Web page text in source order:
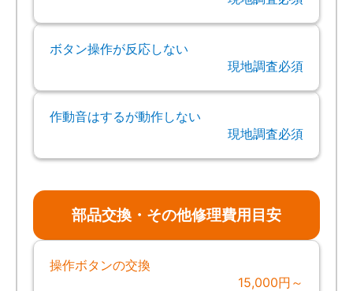
ボタン操作が反応しない
現地調査必須
作動音はするが動作しない
現地調査必須
部品交換・その他修理費用目安
操作ボタンの交換
15,000円～